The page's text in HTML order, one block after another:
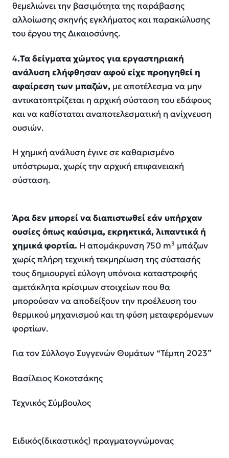
θεμελιώνει την βασιμότητα της παράβασης
αλλοίωσης σκηνής εγκλήματος και παρακώλυσης
του έργου της Δικαιοσύνης.
4.Τα δείγματα χώμτος για εργαστηριακή
ανάλυση ελήφθησαν αφού είχε προηγηθεί η
αφαίρεση των μπαζών, με αποτέλεσμα να μην
αντικατοπτρίζεται η αρχική σύσταση του εδάφους
και να καθίσταται αναποτελεσματική η ανίχνευση
ουσιών.
Η χημική ανάλυση έγινε σε καθαρισμένο
υπόστρωμα, χωρίς την αρχική επιφανειακή
σύσταση.
Άρα δεν μπορεί να διαπιστωθεί εάν υπήρχαν
ουσίες όπως καύσιμα, εκρηκτικά, λιπαντικά ή
χημικά φορτία. Η απομάκρυνση 750 m³ μπάζων
χωρίς πλήρη τεχνική τεκμηρίωση της σύστασής
τους δημιουργεί εύλογη υπόνοια καταστροφής
αμετάκλητα κρίσιμων στοιχείων που θα
μπορούσαν να αποδείξουν την προέλευση του
θερμικού μηχανισμού και τη φύση μεταφερόμενων
φορτίων.
Για τον Σύλλογο Συγγενών Θυμάτων “Τέμπη 2023”
Βασίλειος Κοκοτσάκης
Τεχνικός Σύμβουλος
Ειδικός(δικαστικός) πραγματογνώμονας